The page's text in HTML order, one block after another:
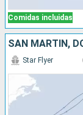
Comidas incluidas
Star Flyer